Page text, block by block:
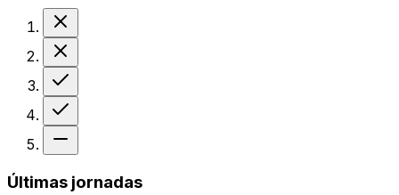
Últimas jornadas